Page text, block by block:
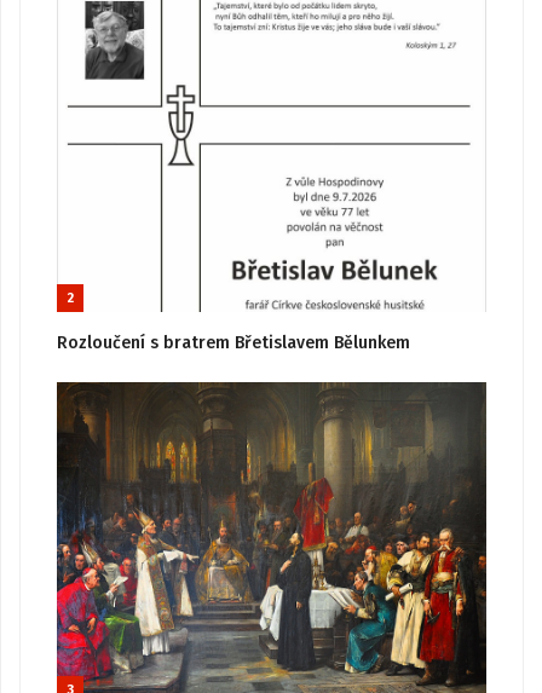
2
Rozloučení s bratrem Břetislavem Bělunkem